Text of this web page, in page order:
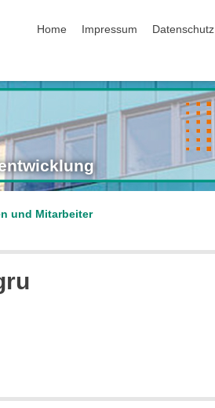
Home
Impressum Datenschutz
und Mitarbeiter